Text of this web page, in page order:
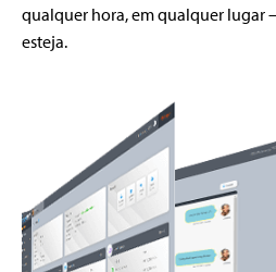
qualquer hora, em qualquer
esteja.